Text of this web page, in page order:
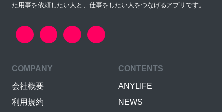
た用事を依頼したい人と、仕事をしたい人をつなげるアプリです。
COMPANY
会社概要
利用規約
CONTENTS
ANYLIFE
NEWS